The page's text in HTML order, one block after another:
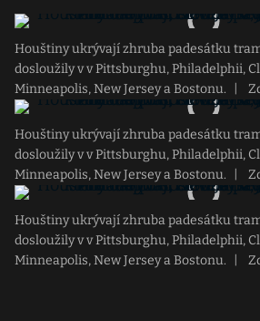
Houštiny ukrývají zhruba padesátku
dosloužily v v Pittsburghu, Philadelphii,
Minneapolis, New Jersey a Bostonu.
Houštiny ukrývají zhruba padesátku
dosloužily v v Pittsburghu, Philadelphii,
Minneapolis, New Jersey a Bostonu.
Houštiny ukrývají zhruba padesátku
dosloužily v v Pittsburghu, Philadelphii,
Minneapolis, New Jersey a Bostonu.